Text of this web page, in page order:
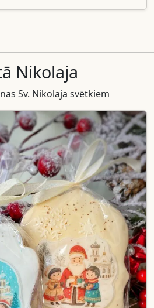
Nikolaja
Sv. Nikolaja svētkiem